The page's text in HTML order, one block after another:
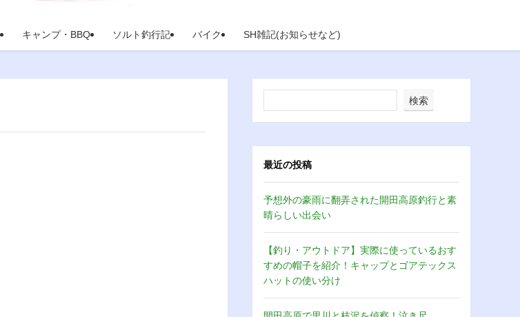
キャンプ・BBQ ソルト釣行記 バイク SH雑記(お知らせなど)
検索
最近の投稿
予想外の豪雨に翻弄された開田高原釣行と素
晴らしい出会い
【釣り・アウトドア】実際に使っているおす
すめの帽子を紹介！キャップとゴアテックス
ハットの使い分け